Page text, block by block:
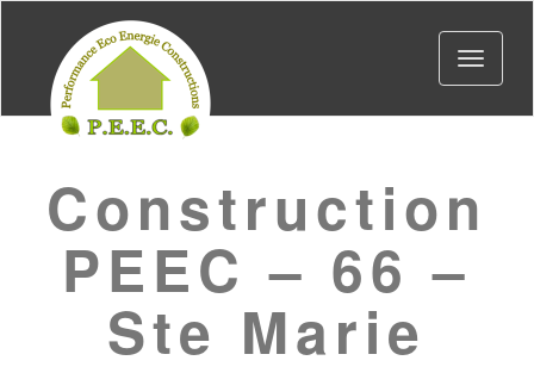
Toggle
Construction
PEEC – 66 –
Ste Marie